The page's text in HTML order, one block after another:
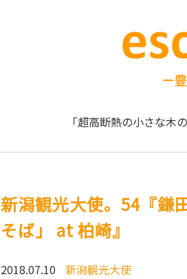
「超高断熱の小さな木
新潟観光大使。54『鎌
そば」 at 柏崎』
2018.07.10 新潟観光大使